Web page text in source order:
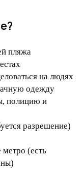
пляжа
на людях
одежду
полицию и
разрешение)
(есть